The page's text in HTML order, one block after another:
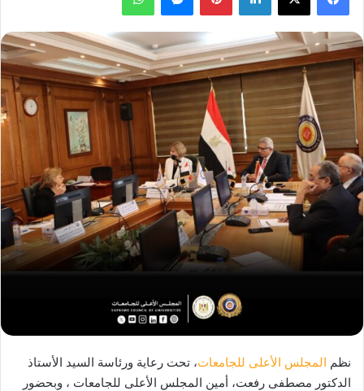
نظم المجلس الأعلى للجامعات، تحت رعاية ورئاسة السيد الأستاذ
الدكتور مصطفى رفعت، أمين المجلس الأعلى للجامعات ، وبحضور